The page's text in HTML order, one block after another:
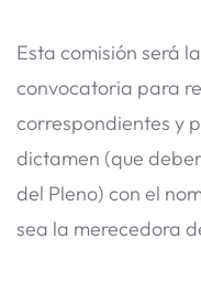
Esta comisión será
convocatoria para
correspondientes y
dictamen (que
del Pleno) con el
sea la merecedora